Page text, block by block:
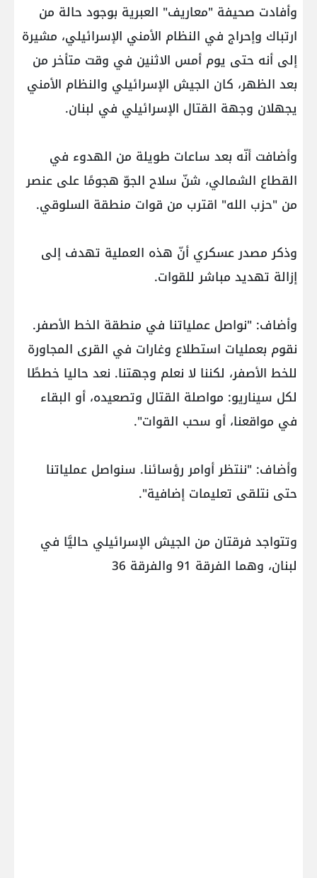
وأفادت صحيفة "معاريف" العبرية بوجود حالة من
ارتباك وإحراج في النظام الأمني الإسرائيلي، مشيرة
إلى أنه حتى يوم أمس الاثنين في وقت متأخر من
بعد الظهر، كان الجيش الإسرائيلي والنظام الأمني ​​
يجهلان وجهة القتال الإسرائيلي في لبنان.
وأضافت أنّه بعد ساعات طويلة من الهدوء في
القطاع الشمالي، شنّ سلاح الجوّ هجومًا على عنصر
من "حزب الله" اقترب من قوات منطقة السلوقي.
وذكر مصدر عسكري أنّ هذه العملية تهدف إلى
إزالة تهديد مباشر للقوات.
وأضاف: "نواصل عملياتنا في منطقة الخط الأصفر.
نقوم بعمليات استطلاع وغارات في القرى المجاورة
للخط الأصفر، لكننا لا نعلم وجهتنا. نعد حاليا خططًا
لكل سيناريو: مواصلة القتال وتصعيده، أو البقاء
في مواقعنا، أو سحب القوات".
وأضاف: "ننتظر أوامر رؤسائنا. سنواصل عملياتنا
حتى نتلقى تعليمات إضافية".
وتتواجد فرقتان من الجيش الإسرائيلي حاليَّا في
لبنان، وهما الفرقة 91 والفرقة 36